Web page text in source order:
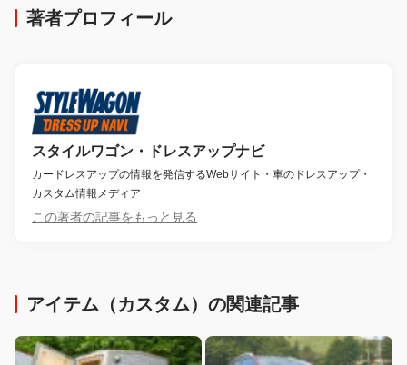
著者プロフィール
スタイルワゴン・ドレスアップナビ
カードレスアップの情報を発信するWebサイト・車のドレスアップ・
カスタム情報メディア
この著者の記事をもっと見る
アイテム（カスタム）の関連記事